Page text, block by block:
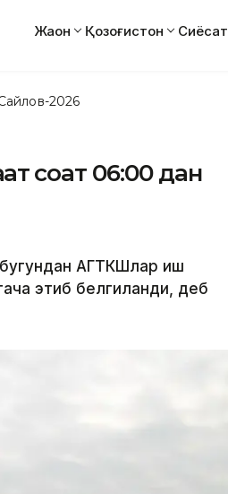
Жаҳон Қозоғистон Сиёсат
2026
соат 06:00 дан
бугундан АГТКШлар иш
этиб белгиланди, деб